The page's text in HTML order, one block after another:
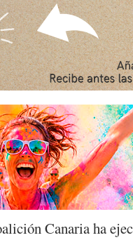
Canaria ha